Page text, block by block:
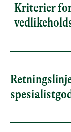
Kriterier